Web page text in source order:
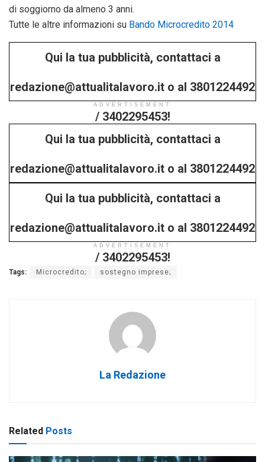
di soggiorno da almeno 3 anni.
Tutte le altre informazioni su Bando Microcredito 2014
Qui la tua pubblicità, contattaci a
redazione@attualitalavoro.it o al 3801224492
/ 3402295453!
ADVERTISEMENT
Qui la tua pubblicità, contattaci a
redazione@attualitalavoro.it o al 3801224492
/ 3402295453!
Qui la tua pubblicità, contattaci a
redazione@attualitalavoro.it o al 3801224492
/ 3402295453!
ADVERTISEMENT
Tags: Microcredito; sostegno imprese;
La Redazione
Related Posts